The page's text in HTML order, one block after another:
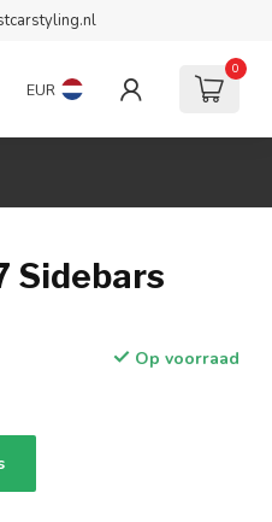
EUR
0
Sidebars
Op voorraad